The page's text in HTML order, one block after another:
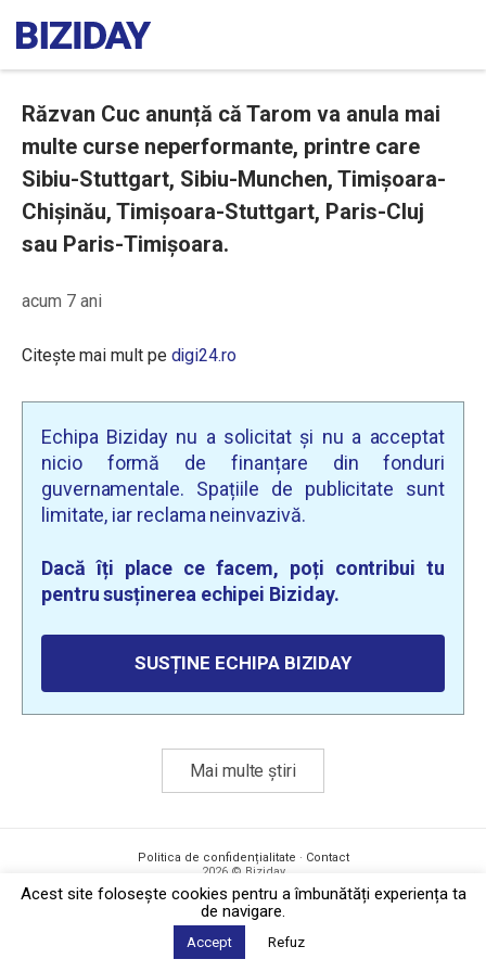
Răzvan Cuc anunță că Tarom va anula mai
multe curse neperformante, printre care
Sibiu-Stuttgart, Sibiu-Munchen, Timişoara-
Chişinău, Timişoara-Stuttgart, Paris-Cluj
sau Paris-Timişoara.
acum 7 ani
Citește mai mult pe digi24.ro
Echipa Biziday nu a solicitat și nu a acceptat
nicio formă de finanțare din fonduri
guvernamentale. Spațiile de publicitate sunt
limitate, iar reclama neinvazivă.
Dacă îți place ce facem, poți contribui tu
pentru susținerea echipei Biziday.
SUSȚINE ECHIPA BIZIDAY
Mai multe știri
Politica de confidențialitate · Contact
2026 © Biziday
Acest site foloseşte cookies pentru a îmbunătăți experiența ta
de navigare.
Accept Refuz